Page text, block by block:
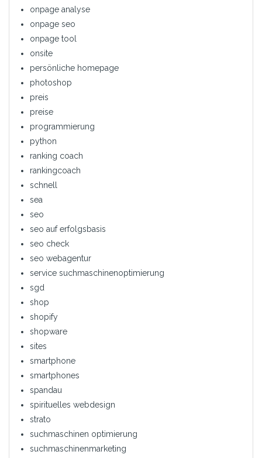
onpage analyse
onpage seo
onpage tool
onsite
persönliche homepage
photoshop
preis
preise
programmierung
python
ranking coach
rankingcoach
schnell
sea
seo
seo auf erfolgsbasis
seo check
seo webagentur
service suchmaschinenoptimierung
sgd
shop
shopify
shopware
sites
smartphone
smartphones
spandau
spirituelles webdesign
strato
suchmaschinen optimierung
suchmaschinenmarketing